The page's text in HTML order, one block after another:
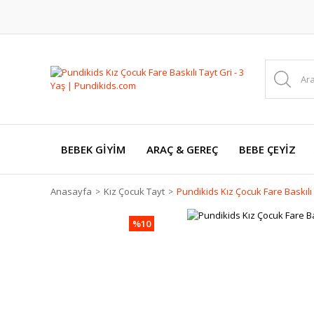
BEBEK GİYİM ARAÇ & GEREÇ BEBE ÇEYİZ
Anasayfa Kız Çocuk Tayt Pundikids Kız Çocuk Fare
%10